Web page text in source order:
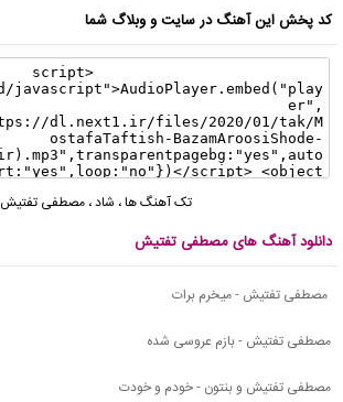
کد پخش این آهنگ در سایت و وبلاگ شما
تک آهنگ ها، شاد، مصطفی تفتیش
دانلود آهنگ های مصطفی تفتیش
مصطفی تفتیش - میخرم برات
مصطفی تفتیش - بازم عروسی شده
مصطفی تفتیش و بنتون - خودم و خودت